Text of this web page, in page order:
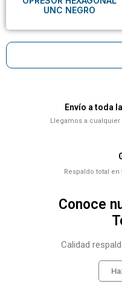
Envío a toda
Llegamos a
Respaldo total
Conoce
Calidad
UNC NEGRO